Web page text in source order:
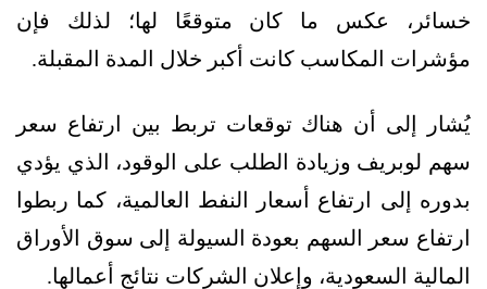
خسائر، عكس ما كان متوقعًا لها؛ لذلك فإن
مؤشرات المكاسب كانت أكبر خلال المدة المقبلة.
يُشار إلى أن هناك توقعات تربط بين ارتفاع سعر
سهم لوبريف وزيادة الطلب على الوقود، الذي يؤدي
بدوره إلى ارتفاع أسعار النفط العالمية، كما ربطوا
ارتفاع سعر السهم بعودة السيولة إلى سوق الأوراق
المالية السعودية، وإعلان الشركات نتائج أعمالها.